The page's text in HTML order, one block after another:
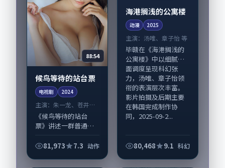
88:54
候鸟等待的站台票
电视剧 2024
主演： 朱一龙、苍井优
等
《候鸟等待的站台
票》讲述一群普通人
写人生轨迹的故事，
81,973 7.3 动作
海港搁浅的公寓楼
动漫 2025
主演： 汤唯、章子怡 等
毕赣在《海港搁浅的
公寓楼》中以细腻场
面调度呈现科幻张
力，汤唯、章子怡领
衔的表演层次丰富。
影片拍摄及后期主要
在韩国完成制作协
同，2025-09-2...
80,468 9.1 科幻